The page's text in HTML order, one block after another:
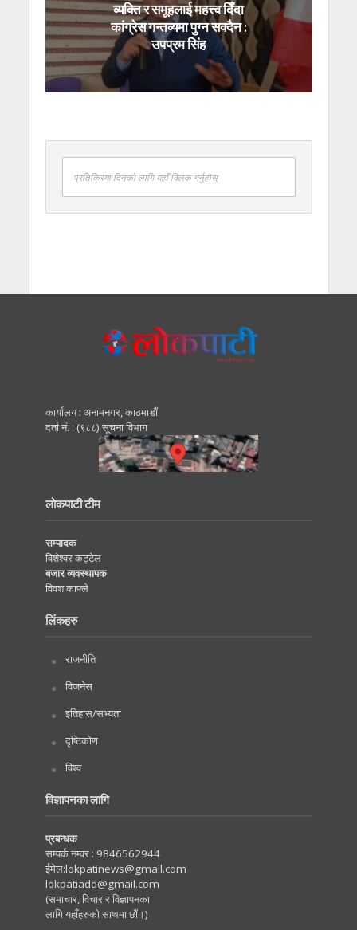
व्यक्ति र समूहलाई महत्त्व दिँदा
कांग्रेस गन्तव्यमा पुग्न सक्दैन :
उपप्रम सिंह
प्रतिक्रिया दिनको लागि यहाँ क्लिक गर्नुहोस्
कार्यालय : अनामनगर, काठमाडाैं
दर्ता नं. : (९८८) सूचना विभाग
लोकपाटी टीम
सम्पादक
विशेश्वर कट्टेल
बजार व्यवस्थापक
विवश काफ्ले
लिंकहरु
राजनीति
विजनेस
इतिहास/सभ्यता
दृष्टिकोण
विश्व
विज्ञापनका लागि
प्रबन्धक
सम्पर्क नम्वर : 9846562944
ईमेल:lokpatinews@gmail.com
lokpatiadd@gmail.com
(समाचार, विचार र विज्ञापनका
लागि यहाँहरुको साथमा छौं।)